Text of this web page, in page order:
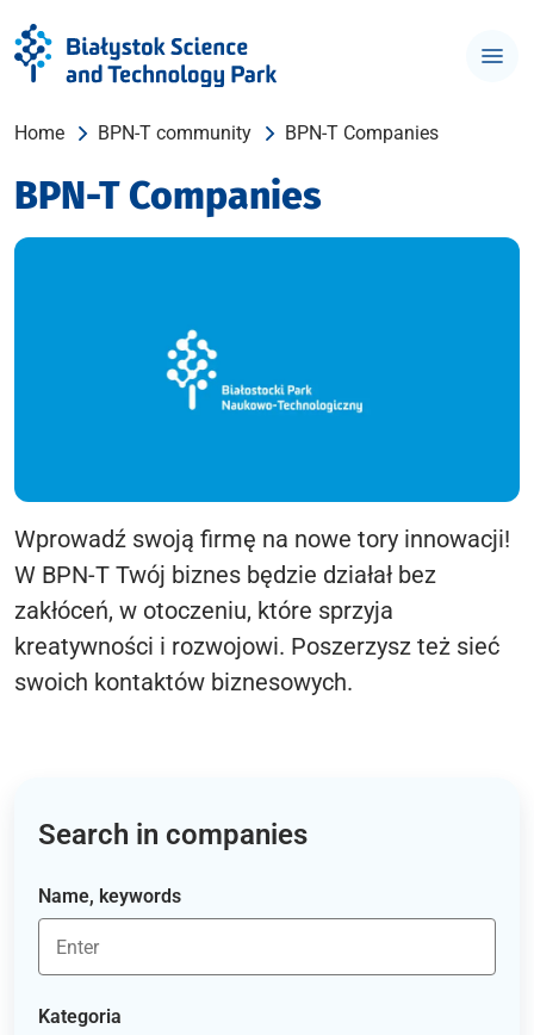
Home BPN-T community BPN-T Companies
BPN-T Companies
Wprowadź swoją firmę na nowe tory innowacji!
W BPN-T Twój biznes będzie działał bez
zakłóceń, w otoczeniu, które sprzyja
kreatywności i rozwojowi. Poszerzysz też sieć
swoich kontaktów biznesowych.
Search in companies
Name, keywords
Kategoria